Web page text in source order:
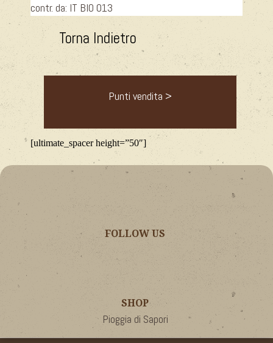
contr. da: IT BIO 013
Torna Indietro
Punti vendita >
[ultimate_spacer height=”50″]
FOLLOW US
SHOP
Pioggia di Sapori